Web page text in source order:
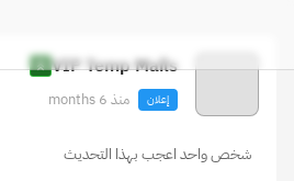
VIP Temp Mails
إعلان منذ 6 months
شخص واحد اعجب بهذا التحديث